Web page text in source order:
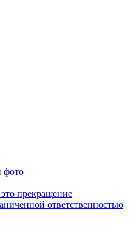
прекращение
ответственностью